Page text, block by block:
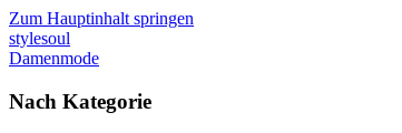
Zum Hauptinhalt springen
stylesoul
Damenmode
Nach Kategorie